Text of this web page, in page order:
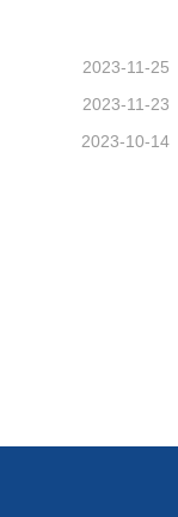
2023-11-25
2023-11-23
2023-10-14